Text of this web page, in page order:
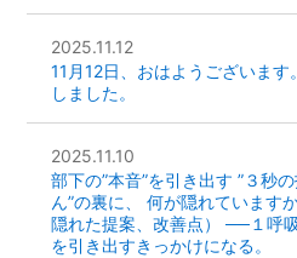
2025.11.12
11月12日、おはようございま
しました。
2025.11.10
部下の”本音”を引き出す ”３秒
ん”の裏に、 何が隠れています
隠れた提案、改善点） ──１呼
を引き出すきっかけになる。